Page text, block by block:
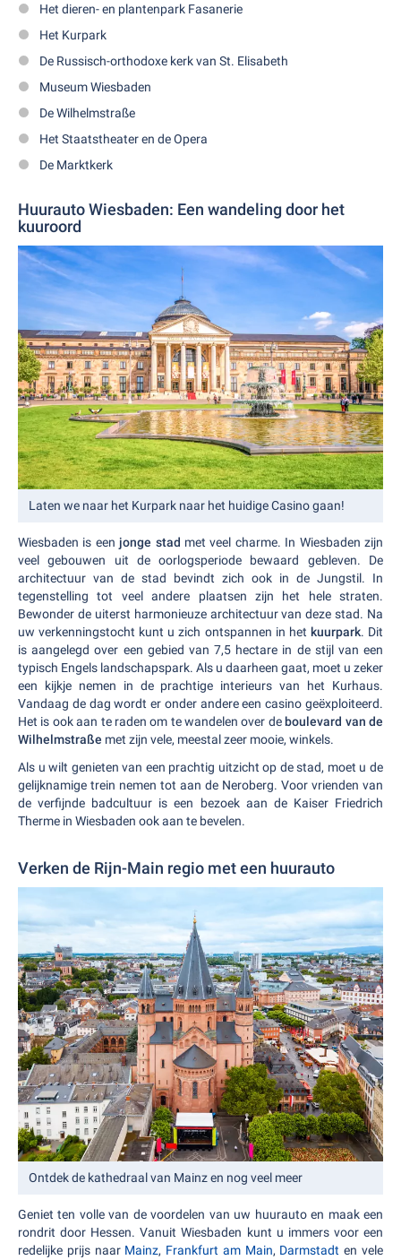
Het dieren- en plantenpark Fasanerie
Het Kurpark
De Russisch-orthodoxe kerk van St. Elisabeth
Museum Wiesbaden
De Wilhelmstraße
Het Staatstheater en de Opera
De Marktkerk
Huurauto Wiesbaden: Een wandeling door het
kuuroord
Laten we naar het Kurpark naar het huidige Casino gaan!
Wiesbaden is eenjonge stad met veel charme. In Wiesbaden zijn
veel gebouwen uit de oorlogsperiode bewaard gebleven. De
architectuur van de stad bevindt zich ook in de Jungstil. In
tegenstelling tot veel andere plaatsen zijn het hele straten.
Bewonder de uiterst harmonieuze architectuur van deze stad. Na
uw verkenningstocht kunt u zich ontspannen in het kuurpark. Dit
is aangelegd over een gebied van 7,5 hectare in de stijl van een
typisch Engels landschapspark. Als u daarheen gaat, moet u zeker
een kijkje nemen in de prachtige interieurs van het Kurhaus.
Vandaag de dag wordt er onder andere een casino geëxploiteerd.
Het is ook aan te raden om te wandelen over de boulevard van de
Wilhelmstraße met zijn vele, meestal zeer mooie, winkels.
Als u wilt genieten van een prachtig uitzicht op de stad, moet u de
gelijknamige trein nemen tot aan de Neroberg. Voor vrienden van
de verfijnde badcultuur is een bezoek aan de Kaiser Friedrich
Therme in Wiesbaden ook aan te bevelen.
Verken de Rijn-Main regio met een huurauto
Ontdek de kathedraal van Mainz en nog veel meer
Geniet ten volle van de voordelen van uw huurauto en maak een
rondrit door Hessen. Vanuit Wiesbaden kunt u immers voor een
redelijke prijs naar Mainz, Frankfurt am Main, Darmstadt en vele